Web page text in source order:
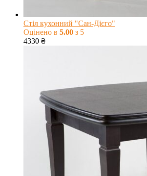
Стіл кухонний "Сан-Дієго"
Оцінено в 5.00 з 5
4330 ₴